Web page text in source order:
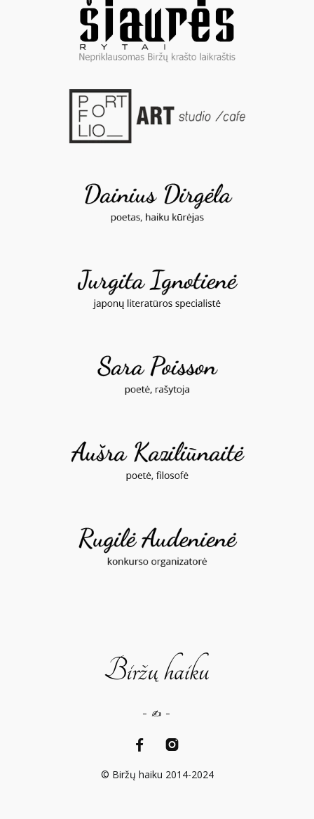
© Biržų haiku 2014-2024
– ✍️ –